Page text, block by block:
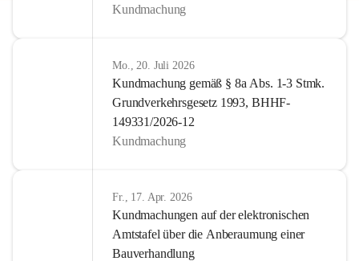
Kundmachung
Mo., 20. Juli 2026
Kundmachung gemäß § 8a Abs. 1-3 Stmk.
Grundverkehrsgesetz 1993, BHHF-
149331/2026-12
Kundmachung
Fr., 17. Apr. 2026
Kundmachungen auf der elektronischen
Amtstafel über die Anberaumung einer
Bauverhandlung